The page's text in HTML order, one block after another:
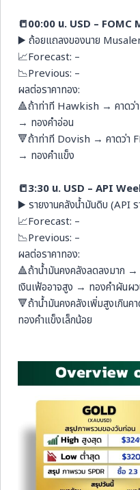
📒00:00 น. USD –
▶️ ถ้อยแถลงของนาย
📈Forecast: –
📉Previous: –
ผลต่อราคาทอง:
🔺ถ้าท่าที Hawkish → คาดว่
→ ทองคำอ่อน
🔻ถ้าท่าที Dovish → คาดว่า
→ ทองคำแข็ง
📒3:30 น. USD – API
▶️ รายงานคลังน้ำมันดิบ (API
📈Forecast: –
📉Previous: –
ผลต่อราคาทอง:
🔺ถ้าน้ำมันคงคลังลดลงมาก
เงินเฟ้ออาจสูง → ทองคำผันผ
🔻ถ้าน้ำมันคงคลังเพิ่มสูงเกิน
ทองคำแข็งเล็กน้อย